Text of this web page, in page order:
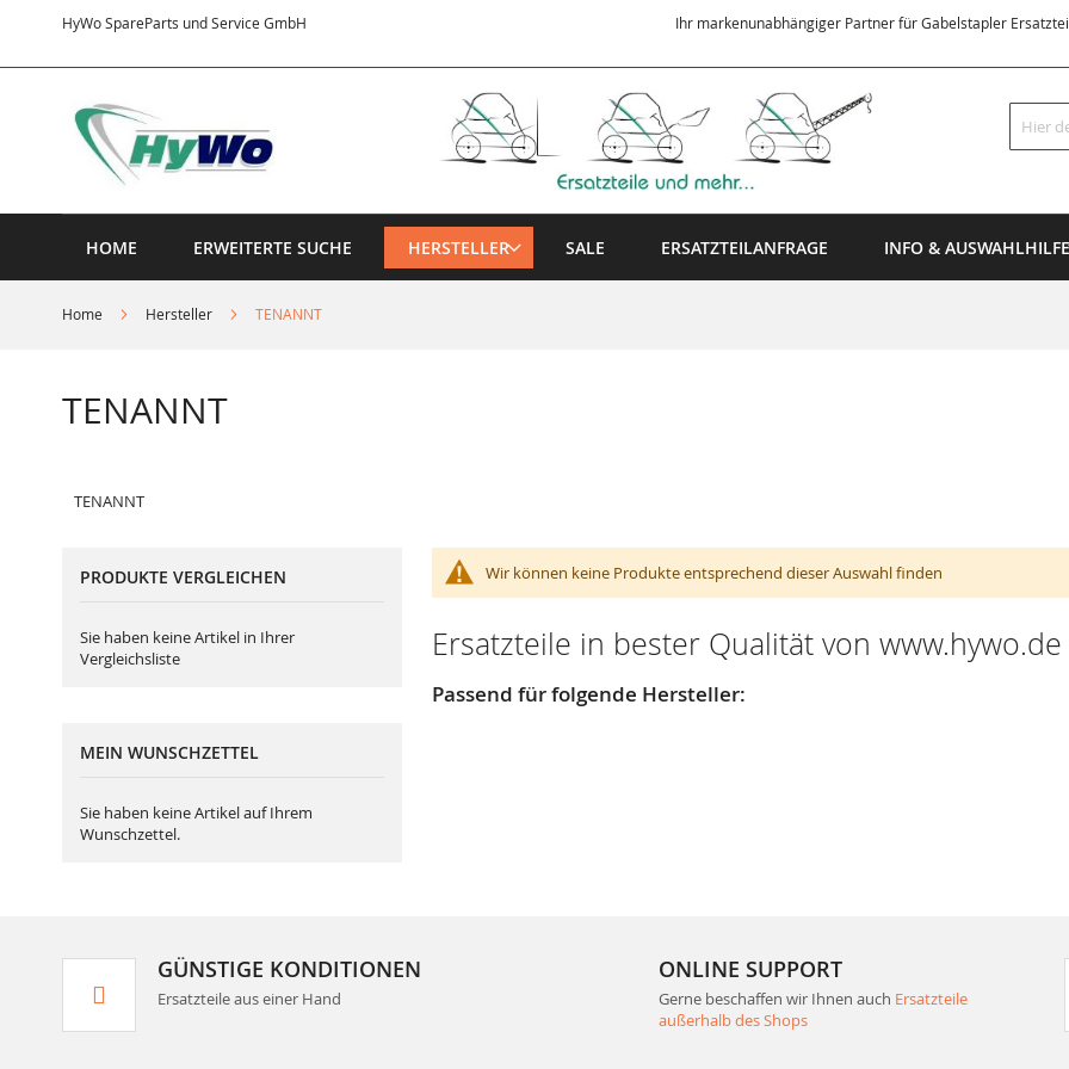
HyWo SpareParts und Service GmbH
Inhalt
Ihr markenunabhängiger Partner für Gabelstapler
Suche
HOME ERWEITERTE SUCHE HERSTELLER SALE ERSATZTEILANFRAGE INFO & AUSWAHLHILFE
Home Hersteller TENANNT
TENANNT
TENANNT
Wir können keine Produkte entsprechend dieser Auswahl finden
Ersatzteile in bester Qualität von www.hywo.de
Passend für folgende Hersteller:
PRODUKTE VERGLEICHEN
Sie haben keine Artikel in Ihrer
Vergleichsliste
MEIN WUNSCHZETTEL
Sie haben keine Artikel auf Ihrem
Wunschzettel.
GÜNSTIGE KONDITIONEN
Ersatzteile aus einer Hand
ONLINE SUPPORT
Gerne beschaffen wir Ihnen auch Ersatzteile
außerhalb des Shops